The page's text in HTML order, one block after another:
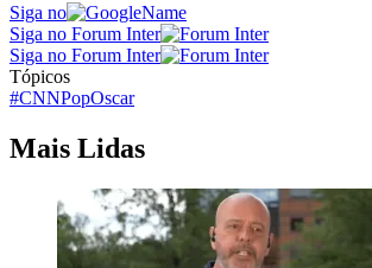
Siga no
Siga no Forum Inter
Siga no Forum Inter
Tópicos
#CNNPopOscar
Mais Lidas